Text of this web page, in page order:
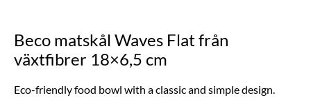
Beco matskål Waves Flat från
växtfibrer 18×6,5 cm
Eco-friendly food bowl with a classic and simple design.